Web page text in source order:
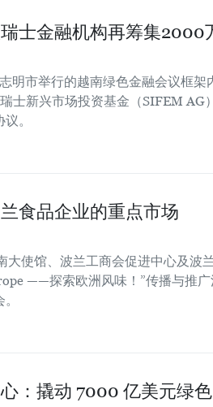
士金融机构再筹集2000
明市举行的越南绿色金融会议框架
士新兴市场投资基金（SIFEM AG
。
食品企业的重点市场
大使馆、波兰工商会促进中心及波
——探索欧洲风味！”传播与推
：撬动 7000 亿美元绿